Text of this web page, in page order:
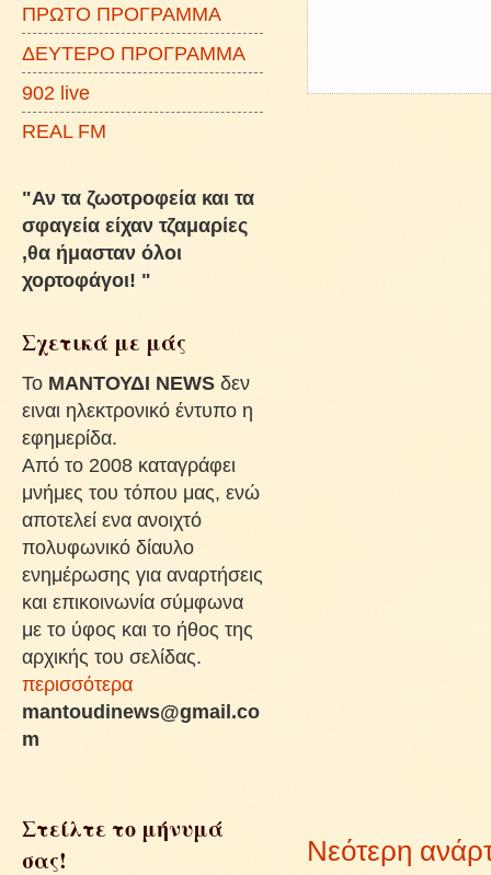
Νεότερη
ΠΡΩΤΟ ΠΡΟΓΡΑΜΜΑ
ΔΕΥΤΕΡΟ ΠΡΟΓΡΑΜΜΑ
902 live
REAL FM
"Αν τα ζωοτροφεία και τα
σφαγεία είχαν τζαμαρίες
,θα ήμασταν όλοι
χορτοφάγοι! "
Σχετικά με μάς
To ΜΑΝΤΟΥΔΙ NEWS δεν
ειναι ηλεκτρονικό έντυπο η
εφημερίδα.
Από το 2008 καταγράφει
μνήμες του τόπου μας, ενώ
αποτελεί ενα ανοιχτό
πολυφωνικό δίαυλο
ενημέρωσης για αναρτήσεις
και επικοινωνία σύμφωνα
με το ύφος και το ήθος της
αρχικής του σελίδας.
περισσότερα
mantoudinews@gmail.co
m
Στείλτε το μήνυμά
σας!